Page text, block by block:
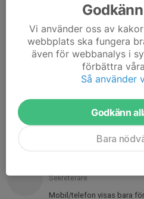
Kontaktpersoner
Torbjörn Johansson
Kassör
073-503 64 61
Sekreterare
Mobil/telefon visas bara
Vi använder oss av
webbplats ska fungera
även för webbanalys i
förbättra
Så använder
Godkänn
Bara